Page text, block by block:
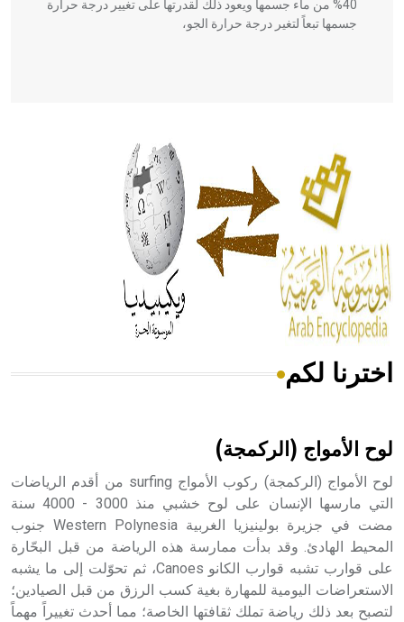
40% من ماء جسمها ويعود ذلك لقدرتها على تغيير درجة حرارة
جسمها تبعاً لتغير درجة حرارة الجو،
الحكم، الأدلة، تنظيم التغذية، ورسالته في جروح الرأس. ويعود
له الفضل بأنه حرر الطب من الدين والفلسفة.
- هل تعلم أن المرجان إفراز حيواني يتكون في البحر ويتركب
من مادة كربونات الكلسيوم، وهو أحمر أو شديد الحمرة وهو
أجود أنواعه، ويمتاز بكبر الحجم ويسمى الش
هل تعلم أن الأبسيد كلمة فرنسية اللفظ تم اعتمادها مصطلحاً
- هل تعلم أن أبجر Abgar اسم معروف جيداً يعود إلى عدد من
الملوك الذين حكموا مدينة إديسا (الرها) من أبجر الأول وحتى
التاسع، وهم ينتسبون إلى أسرة أوسروين
اخترنا لكم
لوح الأمواج (الركمجة)
لوح الأمواج (الركمجة) ركوب الأمواج surfing من أقدم الرياضات
التي مارسها الإنسان على لوح خشبي منذ 3000 - 4000 سنة
مضت في جزيرة بولينيزيا الغربية Western Polynesia جنوب
المحيط الهادئ. وقد بدأت ممارسة هذه الرياضة من قبل البحّارة
على قوارب تشبه قوارب الكانو Canoes، ثم تحوّلت إلى ما يشبه
الاستعراضات اليومية للمهارة بغية كسب الرزق من قبل الصيادين؛
لتصبح بعد ذلك رياضة تملك ثقافتها الخاصة؛ مما أحدث تغييراً مهماً